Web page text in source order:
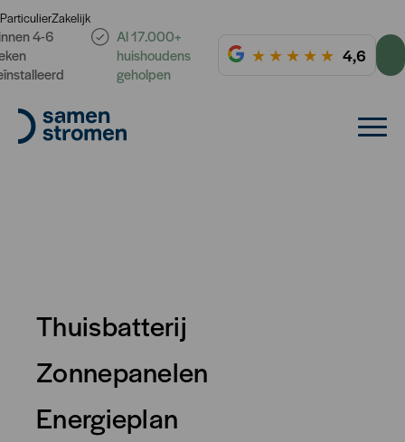
ParticulierZakelijk
4-6
Al 17.000+
huishoudens
geholpen
★ ★ ★ ★ ★ 4,6
Thuisbatterij
Zonnepanelen
Energieplan